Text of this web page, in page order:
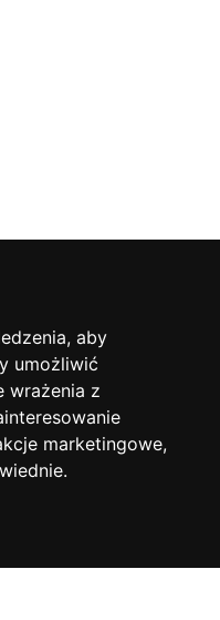
aby
umożliwić
wrażenia z
marketingowe,
.